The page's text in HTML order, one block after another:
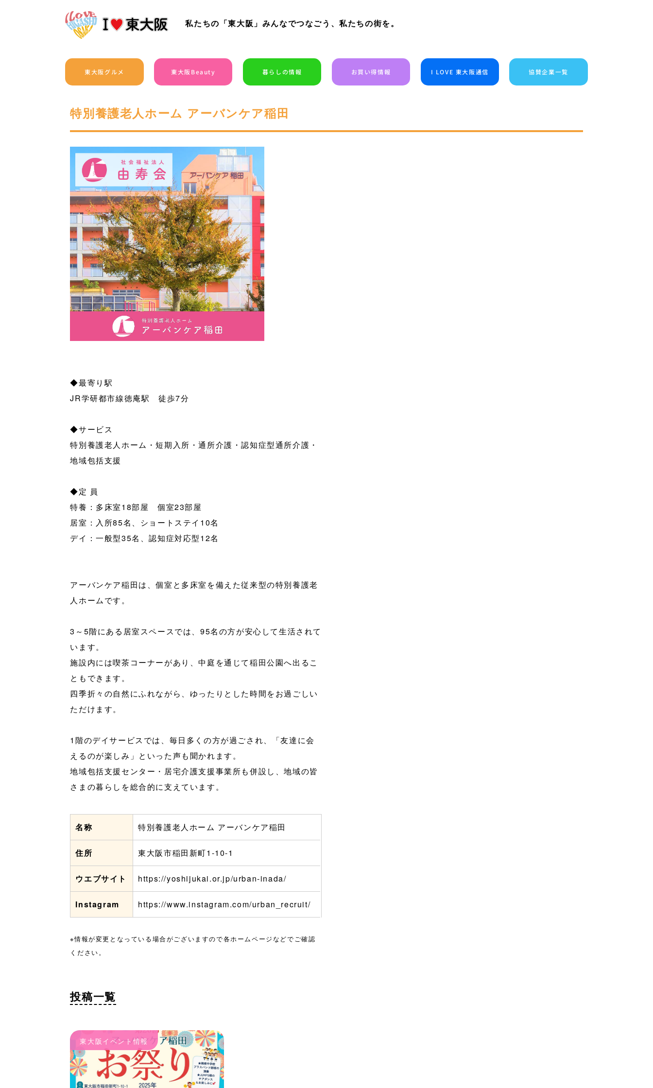
私たちの「東大阪」みんなでつなごう、私たちの街を。
東大阪グルメ 東大阪Beauty 暮らしの情報 お買い得情報 I LOVE 東大阪通信 協賛企業一覧
特別養護老人ホーム アーバンケア稲田
◆最寄り駅
JR学研都市線徳庵駅 徒歩7分
◆サービス
特別養護老人ホーム・短期入所・通所介護・認知症型通所介護・
地域包括支援
◆定 員
特養：多床室18部屋 個室23部屋
居室：入所85名、ショートステイ10名
デイ：一般型35名、認知症対応型12名
アーバンケア稲田は、個室と多床室を備えた従来型の特別養護老
人ホームです。
3～5階にある居室スペースでは、95名の方が安心して生活されて
います。
施設内には喫茶コーナーがあり、中庭を通じて稲田公園へ出るこ
ともできます。
四季折々の自然にふれながら、ゆったりとした時間をお過ごしい
ただけます。
1階のデイサービスでは、毎日多くの方が過ごされ、「友達に会
えるのが楽しみ」といった声も聞かれます。
地域包括支援センター・居宅介護支援事業所も併設し、地域の皆
さまの暮らしを総合的に支えています。
名称 特別養護老人ホーム アーバンケア稲田
住所 東大阪市稲田新町1-10-1
ウエブサイト https://yoshijukai.or.jp/urban-inada/
Instagram https://www.instagram.com/urban_recruit/
※情報が変更となっている場合がございますので各ホームページなどでご確認
ください。
投稿一覧
東大阪イベント情報